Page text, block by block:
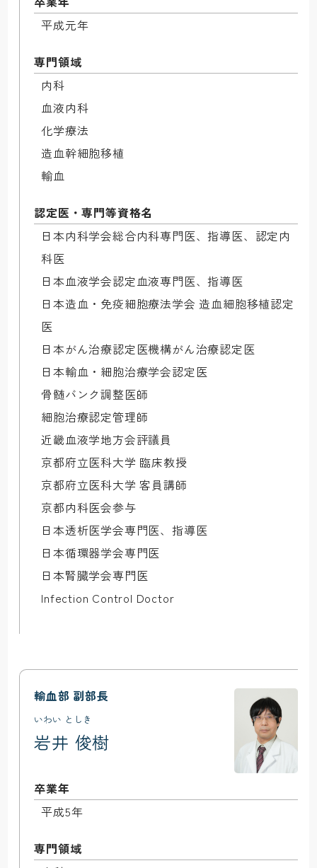
平成元年
専門領域
内科
血液内科
化学療法
造血幹細胞移植
輸血
認定医・専門等資格名
日本内科学会総合内科専門医、指導医、認定内
科医
日本血液学会認定血液専門医、指導医
日本造血・免疫細胞療法学会 造血細胞移植認定
医
日本がん治療認定医機構がん治療認定医
日本輸血・細胞治療学会認定医
骨髄バンク調整医師
細胞治療認定管理師
近畿血液学地方会評議員
京都府立医科大学 臨床教授
京都府立医科大学 客員講師
京都内科医会参与
日本透析医学会専門医、指導医
日本循環器学会専門医
日本腎臓学会専門医
Infection Control Doctor
輸血部 副部長
いわい としき
岩井 俊樹
卒業年
平成5年
専門領域